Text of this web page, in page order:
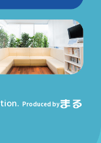
Produced by